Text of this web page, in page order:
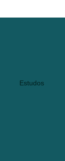
Estudos